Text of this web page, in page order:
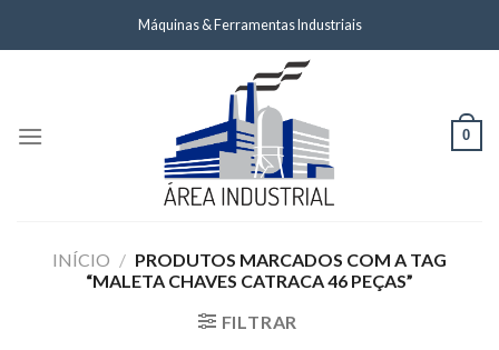
Máquinas & Ferramentas Industriais
0
INÍCIO / PRODUTOS MARCADOS COM A TAG
“MALETA CHAVES CATRACA 46 PEÇAS”
FILTRAR